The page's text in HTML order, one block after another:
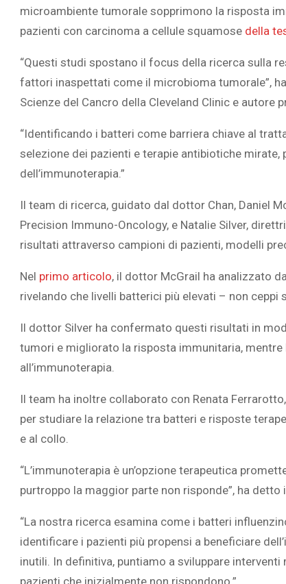
microambiente tumorale sopprimono la risposta
pazienti con carcinoma a cellule squamose della
“Questi studi spostano il focus della ricerca sulla
fattori inaspettati come il microbioma tumorale”,
Scienze del Cancro della Cleveland Clinic e autore
“Identificando i batteri come barriera chiave al
selezione dei pazienti e terapie antibiotiche
dell’immunoterapia.”
Il team di ricerca, guidato dal dottor Chan, Daniel
Precision Immuno-Oncology, e Natalie Silver,
risultati attraverso campioni di pazienti, modelli
Nel primo articolo, il dottor McGrail ha analizzato
rivelando che livelli batterici più elevati – non
Il dottor Silver ha confermato questi risultati in
tumori e migliorato la risposta immunitaria,
all’immunoterapia.
Il team ha inoltre collaborato con Renata
per studiare la relazione tra batteri e risposte
e al collo.
“L’immunoterapia è un’opzione terapeutica
purtroppo la maggior parte non risponde”, ha detto
“La nostra ricerca esamina come i batteri
identificare i pazienti più propensi a beneficiare
inutili. In definitiva, puntiamo a sviluppare
RIVELA